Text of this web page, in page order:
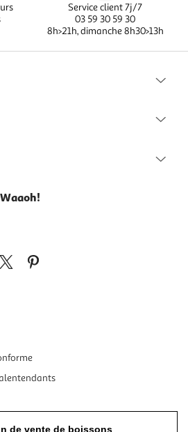
Service client 7j/7
03 59 30 59 30
8h>21h, dimanche 8h30>13h
de vente de boissons